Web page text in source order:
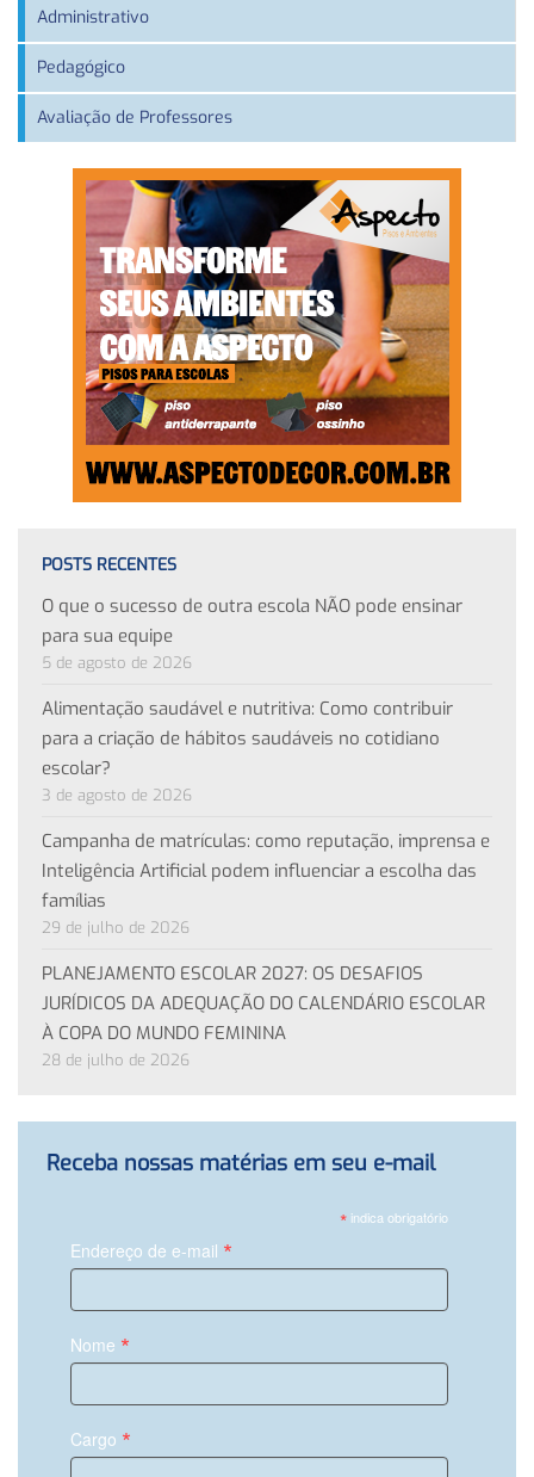
Administrativo
Pedagógico
Avaliação de Professores
POSTS RECENTES
O que o sucesso de outra escola NÃO pode ensinar
para sua equipe
5 de agosto de 2026
Alimentação saudável e nutritiva: Como contribuir
para a criação de hábitos saudáveis no cotidiano
escolar?
3 de agosto de 2026
Campanha de matrículas: como reputação, imprensa e
Inteligência Artificial podem influenciar a escolha das
famílias
29 de julho de 2026
PLANEJAMENTO ESCOLAR 2027: OS DESAFIOS
JURÍDICOS DA ADEQUAÇÃO DO CALENDÁRIO ESCOLAR
À COPA DO MUNDO FEMININA
28 de julho de 2026
Receba nossas matérias em seu e-mail
*indica obrigatório
Endereço de e-mail *
Nome *
Cargo *